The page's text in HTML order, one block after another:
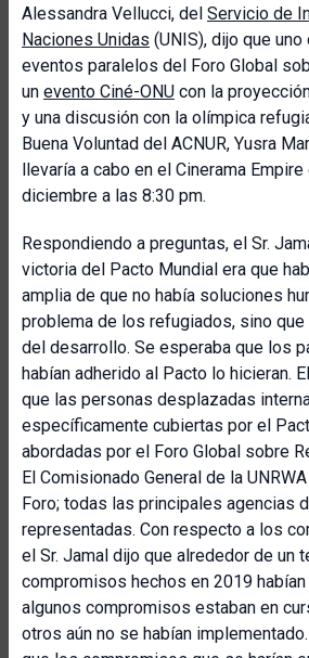
Alessandra Vellucci, del Servicio de
Naciones Unidas (UNIS), dijo que
eventos paralelos del Foro Global
un evento Ciné-ONU con la
y una discusión con la olímpica
Buena Voluntad del ACNUR, Yusra
llevaría a cabo en el Cinerama
diciembre a las 8:30 pm.
Respondiendo a preguntas, el Sr.
victoria del Pacto Mundial era que
amplia de que no había soluciones
problema de los refugiados, sino
del desarrollo. Se esperaba que los
habían adherido al Pacto lo hicieran.
que las personas desplazadas
específicamente cubiertas por el
abordadas por el Foro Global sobre
El Comisionado General de la
Foro; todas las principales agencias
representadas. Con respecto a los
el Sr. Jamal dijo que alrededor de un
compromisos hechos en 2019
algunos compromisos estaban en
otros aún no se habían